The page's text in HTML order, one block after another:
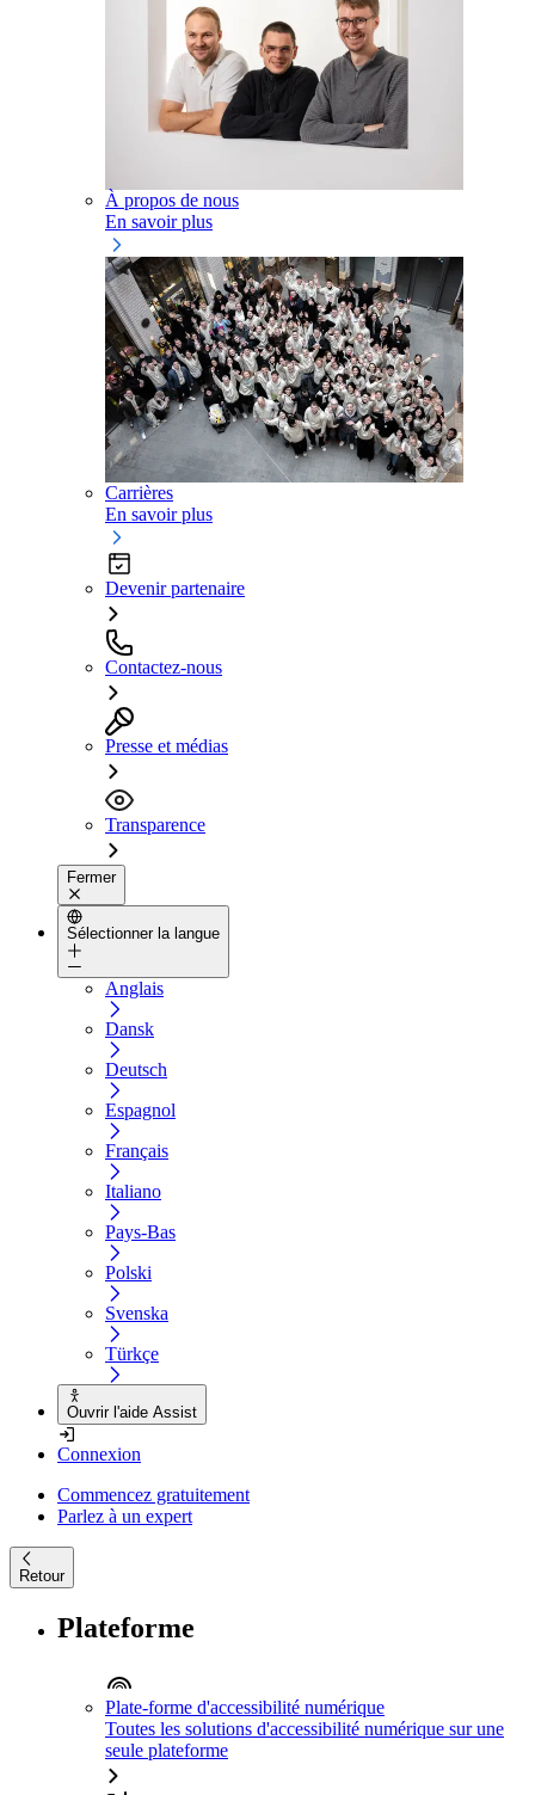
À propos de nous
En savoir plus
Carrières
En savoir plus
Devenir partenaire
Contactez-nous
Presse et médias
Transparence
Fermer
Sélectionner la langue
Anglais
Dansk
Deutsch
Espagnol
Français
Italiano
Pays-Bas
Polski
Svenska
Türkçe
Ouvrir l'aide Assist
Connexion
Commencez gratuitement
Parlez à un expert
Retour
Plateforme
Plate-forme d'accessibilité numérique
Toutes les solutions d'accessibilité numérique sur une
seule plateforme